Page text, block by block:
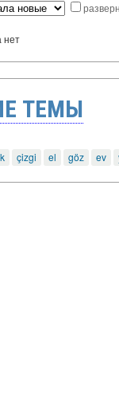
нет
ТЕМЫ
çizgi el göz ev